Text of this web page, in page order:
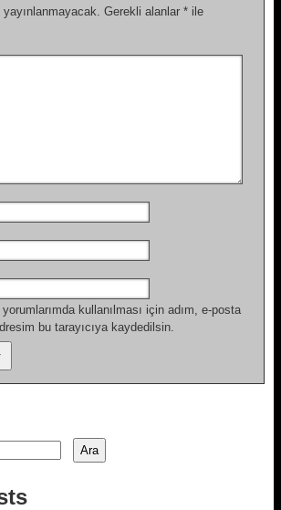
Gerekli alanlar * ile
kullanılması için adım, e-posta
bu tarayıcıya kaydedilsin.
Ara